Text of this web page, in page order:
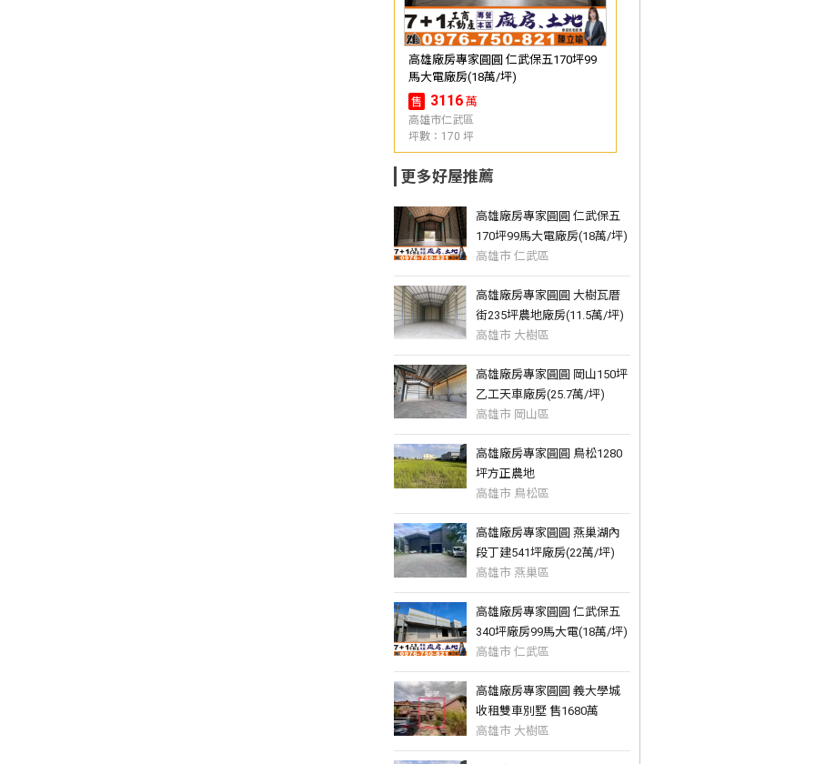
高雄廠房專家圓圓 仁武保五170坪99
馬大電廠房(18萬/坪)
售 3116 萬
高雄市仁武區
坪數：170 坪
更多好屋推薦
高雄廠房專家圓圓 仁武保五
170坪99馬大電廠房(18萬/坪)
高雄市 仁武區
高雄廠房專家圓圓 大樹瓦厝
街235坪農地廠房(11.5萬/坪)
高雄市 大樹區
高雄廠房專家圓圓 岡山150坪
乙工天車廠房(25.7萬/坪)
高雄市 岡山區
高雄廠房專家圓圓 鳥松1280
坪方正農地
高雄市 鳥松區
高雄廠房專家圓圓 燕巢湖內
段丁建541坪廠房(22萬/坪)
高雄市 燕巢區
高雄廠房專家圓圓 仁武保五
340坪廠房99馬大電(18萬/坪)
高雄市 仁武區
高雄廠房專家圓圓 義大學城
收租雙車別墅 售1680萬
高雄市 大樹區